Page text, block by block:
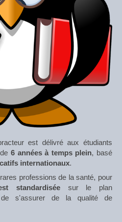
est délivré aux étudiants
6 années à temps plein, basé
internationaux.
professions de la santé, pour
standardiséesur le plan
de s'assurer de la qualité de